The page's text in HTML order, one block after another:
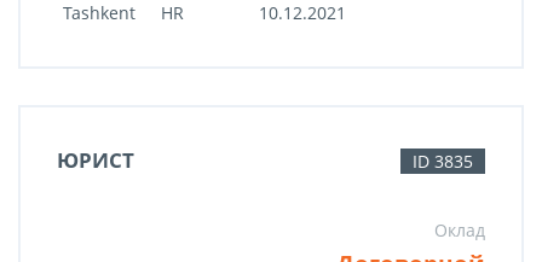
Tashkent
HR 10.12.2021
ЮРИСТ ID 3835
Оклад